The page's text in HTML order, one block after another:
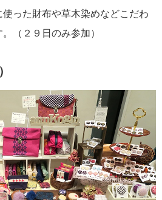
った財布や草木染めなどこだわ
（２９日のみ参加）